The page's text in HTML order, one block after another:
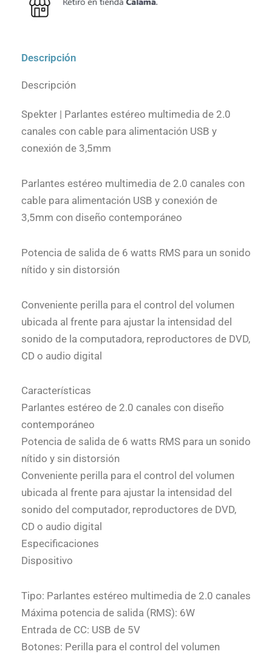
Descripción
Descripción
Spekter | Parlantes estéreo multimedia de 2.0
canales con cable para alimentación USB y
conexión de 3,5mm
Parlantes estéreo multimedia de 2.0 canales con
cable para alimentación USB y conexión de
3,5mm con diseño contemporáneo
Potencia de salida de 6 watts RMS para un sonido
nítido y sin distorsión
Conveniente perilla para el control del volumen
ubicada al frente para ajustar la intensidad del
sonido de la computadora, reproductores de DVD,
CD o audio digital
Características
Parlantes estéreo de 2.0 canales con diseño
contemporáneo
Potencia de salida de 6 watts RMS para un sonido
nítido y sin distorsión
Conveniente perilla para el control del volumen
ubicada al frente para ajustar la intensidad del
sonido del computador, reproductores de DVD,
CD o audio digital
Especificaciones
Dispositivo
Tipo: Parlantes estéreo multimedia de 2.0 canales
Máxima potencia de salida (RMS): 6W
Entrada de CC: USB de 5V
Botones: Perilla para el control del volumen